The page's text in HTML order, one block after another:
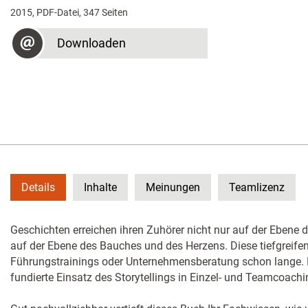
2015, PDF-Datei, 347 Seiten
Downloaden
Details Inhalte Meinungen Teamlizenz
Geschichten erreichen ihren Zuhörer nicht nur auf der Ebene
auf der Ebene des Bauches und des Herzens. Diese
Führungstrainings oder Unternehmensberatung schon
fundierte Einsatz des Storytellings in Einzel- und